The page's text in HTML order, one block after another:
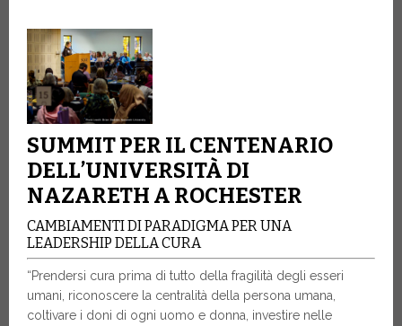
SUMMIT PER IL CENTENARIO
DELL’UNIVERSITÀ DI
NAZARETH A ROCHESTER
CAMBIAMENTI DI PARADIGMA PER UNA
LEADERSHIP DELLA CURA
“Prendersi cura prima di tutto della fragilità degli esseri
umani, riconoscere la centralità della persona umana,
coltivare i doni di ogni uomo e donna, investire nelle